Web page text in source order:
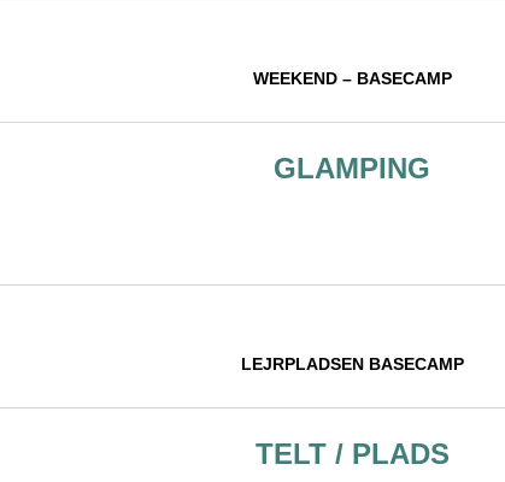
WEEKEND – BASECAMP
GLAMPING
LEJRPLADSEN BASECAMP
TELT / PLADS